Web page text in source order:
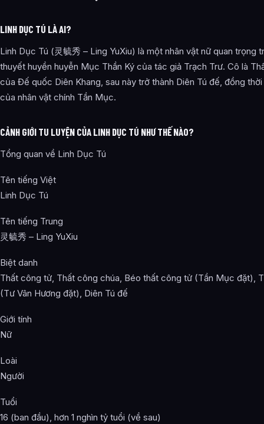
LINH DỤC TÚ LÀ AI?
Linh Dục Tú (灵毓秀 – Ling YuXiu) là một nhân vật nữ quan trọng
thuyết huyền huyễn Mục Thần Ký của tác giả Trạch Trư. Cô là
của Đế quốc Diên Khang, sau này trở thành Diên Tú đế, đồng
của nhân vật chính Tần Mục.
CẢNH GIỚI TU LUYỆN CỦA LINH DỤC TÚ NHƯ THẾ NÀO?
Tổng quan về Linh Dục Tú
Tên tiếng Việt
Linh Dục Tú
Tên tiếng Trung
灵毓秀 – Ling YuXiu
Biệt danh
Thất công tử, Thất công chúa, Béo thất công tử (Tần Mục đặt),
(Tư Vân Hương đặt), Diên Tú đế
Giới tính
Nữ
Loài
Người
Tuổi
16 (ban đầu), hơn 1 nghìn tỷ tuổi (về sau)